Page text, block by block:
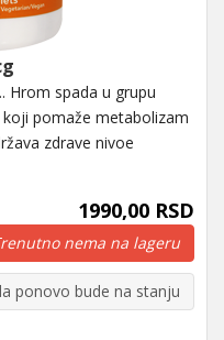
Hrom spada u grupu
pomaže metabolizam
zdrave nivoe
1990,00 RSD
nema na lageru
ponovo bude na stanju